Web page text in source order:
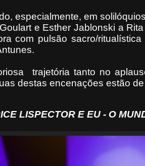
especialmente, em
e Esther Jablonski a
com pulsão sacro/
trajetória tanto no
destas encenações estão
LISPECTOR E EU - O